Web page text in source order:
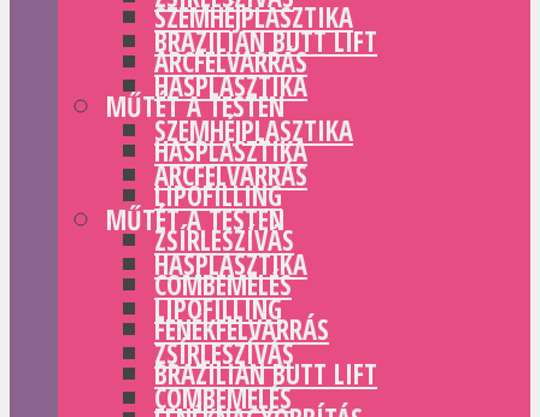
SZEMHÉJPLASZTIKA
ARCFELVARRÁS
MŰTÉT A TESTEN
HASPLASZTIKA
LIPOFILLING
ZSÍRLESZÍVÁS
COMBEMELÉS
FENÉKFELVARRÁS
BRAZILIAN BUTT LIFT
BRAZILIAN BUTT LIFT
HASPLASZTIKA
SZEMHÉJPLASZTIKA
ARCFELVARRÁS
MŰTÉT A TESTEN
HASPLASZTIKA
LIPOFILLING
ZSÍRLESZÍVÁS
COMBEMELÉS